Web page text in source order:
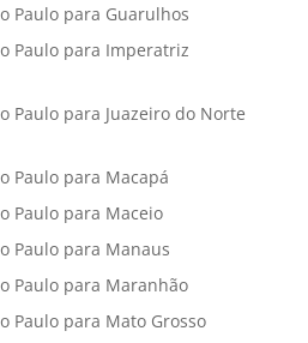
Paulo para Guarulhos
Paulo para Imperatriz
Paulo para Juazeiro do Norte
Paulo para Macapá
Paulo para Maceio
Paulo para Manaus
Paulo para Maranhão
Paulo para Mato Grosso